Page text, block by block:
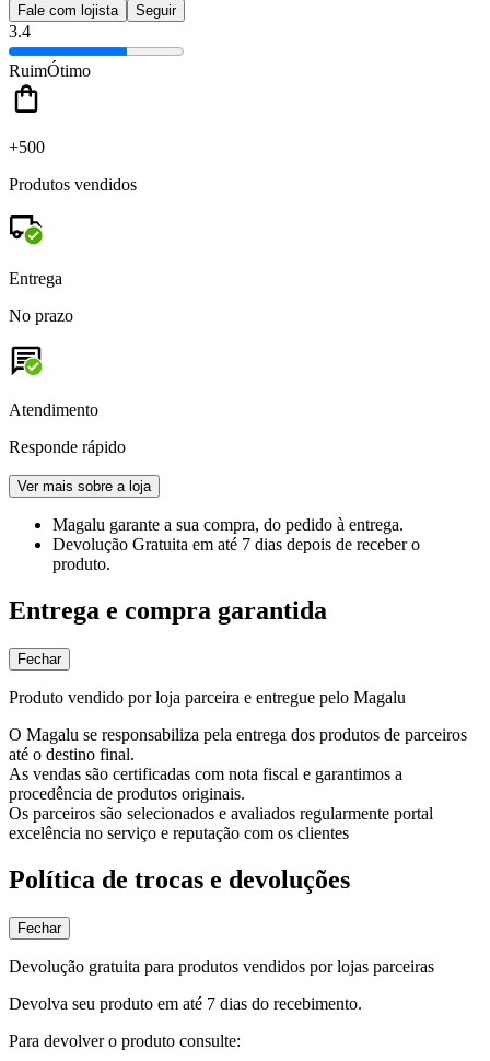
Fale com lojista Seguir
3.4
RuimÓtimo
+500
Produtos vendidos
Entrega
No prazo
Atendimento
Responde rápido
Ver mais sobre a loja
Magalu garante a sua compra, do pedido à entrega.
Devolução Gratuita em até 7 dias depois de receber o
produto.
Entrega e compra garantida
Fechar
Produto vendido por loja parceira e entregue pelo Magalu
O Magalu se responsabiliza pela entrega dos produtos de parceiros
até o destino final.
As vendas são certificadas com nota fiscal e garantimos a
procedência de produtos originais.
Os parceiros são selecionados e avaliados regularmente portal
excelência no serviço e reputação com os clientes
Política de trocas e devoluções
Fechar
Devolução gratuita para produtos vendidos por lojas parceiras
Devolva seu produto em até 7 dias do recebimento.
Para devolver o produto consulte: